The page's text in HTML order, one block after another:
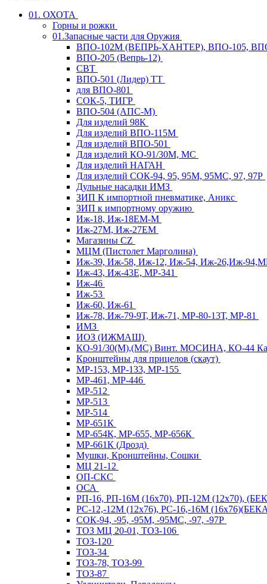
01. ОХОТА
Горны и рожки
01.Запасные части для Оружия
ВПО-102М (ВЕПРЬ-ХАНТЕР), ВПО-105,
ВПО-205 (Вепрь-12)
СВТ
ВПО-501 (Лидер) ТТ
для ВПО-801
СОК-5, ТИГР
ВПО-504 (АПС-М)
Для изделий 98К
Для изделий ВПО-115М
Для изделий ВПО-501
Для изделий КО-91/30М, МС
Для изделий НАГАН
Для изделий СОК-94, 95, 95М, 95МС, 97, 97Р
Дульные насадки ИМЗ
ЗИП К импортной пневматике, Аникс
ЗИП к импортному оружию
Иж-18, Иж-18ЕМ-М
Иж-27М, Иж-27ЕМ
Магазины CZ
МЦМ (Пистолет Марголина)
Иж-39, Иж-58, Иж-12, Иж-54, Иж-26,Иж-
Иж-43, Иж-43Е, МР-341
Иж-46
Иж-53
Иж-60, Иж-61
Иж-78, Иж-79-9Т, Иж-71, МР-80-13Т, МР-81
ИМЗ
ИОЗ (ИЖМАШ)
КО-91/30(М),(МС) Винт. МОСИНА, КО-44
Кронштейны для прицелов (скаут)
МР-153, МР-133, МР-155
МР-461, МР-446
МР-512
МР-513
МР-514
МР-651К
МР-654К, МР-655, МР-656К
МР-661К (Дрозд)
Мушки, Кронштейны, Сошки
МЦ 21-12
ОП-СКС
ОСА
РП-16, РП-16М (16х70), РП-12М (12х70),
РС-12,-12М (12х76), РС-16,-16М
СОК-94, -95, -95М, -95МС, -97, -97Р
ТОЗ МЦ 20-01, ТОЗ-106
ТОЗ-120
ТОЗ-34
ТОЗ-78, ТОЗ-99
ТОЗ-87